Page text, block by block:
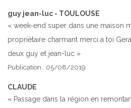
guy jean-luc - TOULOUSE
« week-end super dans une maison
propriétaire charmant merci a toi
deux guy et jean-luc »
Publication : 05/08/2019
CLAUDE
« Passage dans la région en